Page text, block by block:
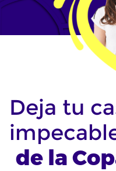
Deja tu
de la